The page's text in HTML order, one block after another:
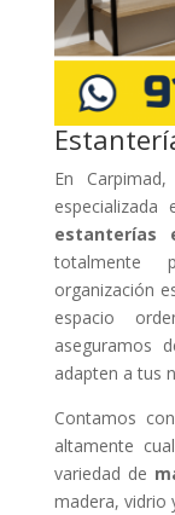
En
especializada
estanterías
totalmente
organización
espacio
aseguramos
adapten a tus
Contamos
altamente
variedad de
madera, vidrio